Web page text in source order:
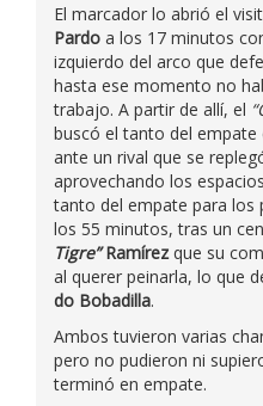
El marcador lo abrió el
Pardo a los 17 minutos
izquierdo del arco que
hasta ese momento no
trabajo. A partir de allí, el
buscó el tanto del
ante un rival que se
aprovechando los
tanto del empate para los
los 55 minutos, tras un
Tigre”Ramírezque su
al querer peinarla, lo que
do Bobadilla.
Ambos tuvieron varias
pero no pudieron ni
terminó en empate.